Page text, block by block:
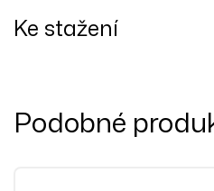
Ke stažení
Podobné